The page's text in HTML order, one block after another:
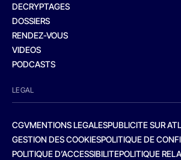
DECRYPTAGES
DOSSIERS
RENDEZ-VOUS
VIDEOS
PODCASTS
LEGAL
CGVMENTIONS LEGALESPUBLICITE SUR
GESTION DES COOKIESPOLITIQUE DE
POLITIQUE D’ACCESSIBILITEPOLITIQUE